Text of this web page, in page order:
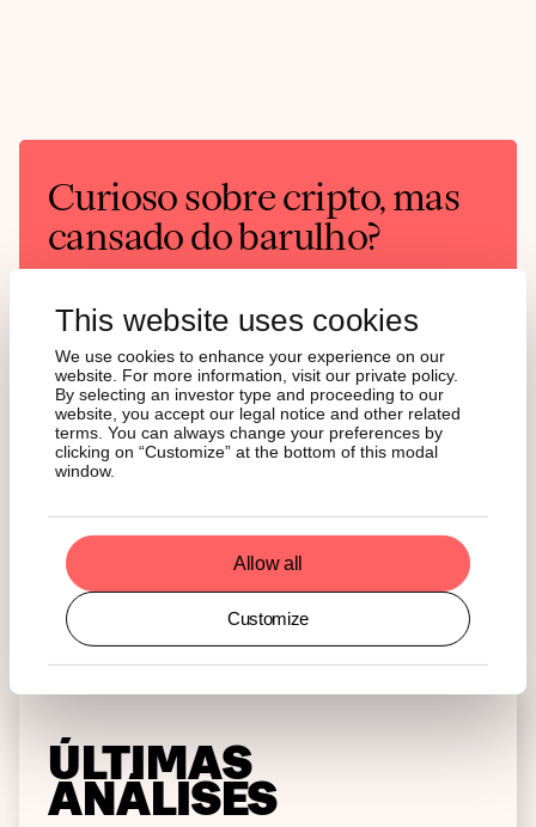
This website uses cookies
We use cookies to enhance your experience on our
website. For more information, visit our private policy.
By selecting an investor type and proceeding to our
website, you accept our legal notice and other related
terms. You can always change your preferences by
clicking on “Customize” at the bottom of this modal
window.
Allow all
Customize
Curioso sobre cripto, mas
cansado do barulho?
está acontecendo!
English German
ÚLTIMAS
ANÁLISES